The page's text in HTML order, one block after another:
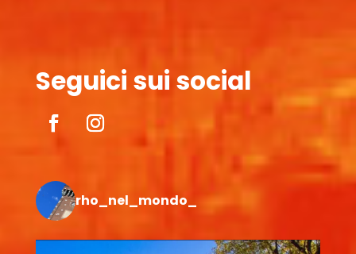
Seguici sui social
rho_nel_mondo_